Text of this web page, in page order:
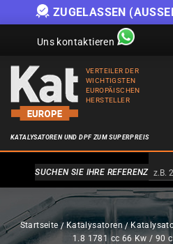
UNIVERSALKATS)
Uns kontaktieren
VERTEILER DER
WICHTIGSTEN
EUROPÄISCHEN
HERSTELLER
KATALYSATOREN UND DPF ZUM SUPERPREIS
Alternativa a
SUCHEN SIE IHRE REFERENZ
Startseite Katalysatoren
1.8 1781 cc 66 Kw / 90